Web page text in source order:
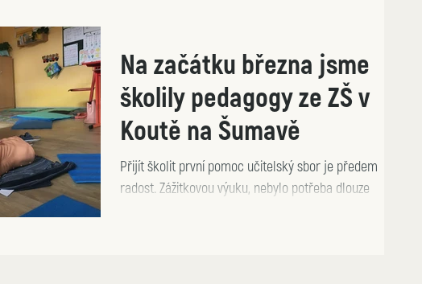
Na začátku března jsme
školily pedagogy ze ZŠ v
Koutě na Šumavě
Přijít školit první pomoc učitelský sbor je předem
radost. Zážitkovou výuku, nebylo potřeba dlouze